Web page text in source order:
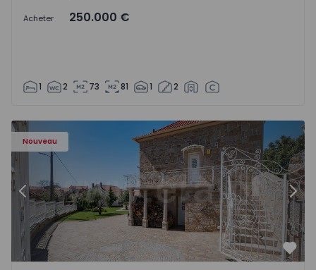
Acheter 250.000 €
1 2 73 81 1 2
Nouveau
Maison T4 Sabugal, Souto - 1575640 - 10
Précédent